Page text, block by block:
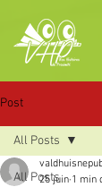
Post
All Posts
All Posts
25 juin 1 min